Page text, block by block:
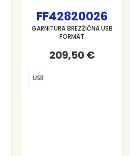
FF42820026
GARNITURA BREZŽIČNA USB
FORMAT
209,50 €